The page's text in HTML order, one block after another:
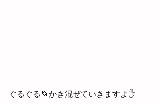
ぐるぐる🌀かき混ぜていきますよ✋